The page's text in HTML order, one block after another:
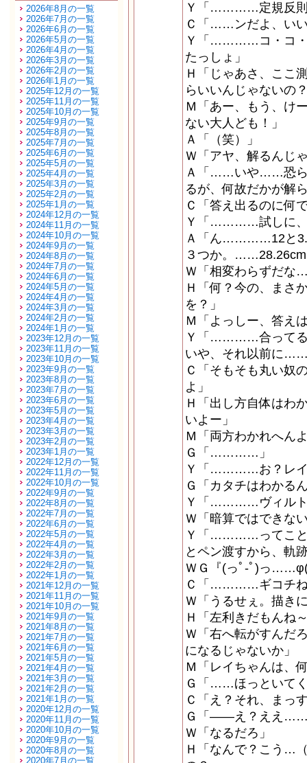
2026年8月の一覧
2026年7月の一覧
2026年6月の一覧
2026年5月の一覧
2026年4月の一覧
2026年3月の一覧
2026年2月の一覧
2026年1月の一覧
2025年12月の一覧
2025年11月の一覧
2025年10月の一覧
2025年9月の一覧
2025年8月の一覧
2025年7月の一覧
2025年6月の一覧
2025年5月の一覧
2025年4月の一覧
2025年3月の一覧
2025年2月の一覧
2025年1月の一覧
2024年12月の一覧
2024年11月の一覧
2024年10月の一覧
2024年9月の一覧
2024年8月の一覧
2024年7月の一覧
2024年6月の一覧
2024年5月の一覧
2024年4月の一覧
2024年3月の一覧
2024年2月の一覧
2024年1月の一覧
2023年12月の一覧
2023年11月の一覧
2023年10月の一覧
2023年9月の一覧
2023年8月の一覧
2023年7月の一覧
2023年6月の一覧
2023年5月の一覧
2023年4月の一覧
2023年3月の一覧
2023年2月の一覧
2023年1月の一覧
2022年12月の一覧
2022年11月の一覧
2022年10月の一覧
2022年9月の一覧
2022年8月の一覧
2022年7月の一覧
2022年6月の一覧
2022年5月の一覧
2022年4月の一覧
2022年3月の一覧
2022年2月の一覧
2022年1月の一覧
2021年12月の一覧
2021年11月の一覧
2021年10月の一覧
2021年9月の一覧
2021年8月の一覧
2021年7月の一覧
2021年6月の一覧
2021年5月の一覧
2021年4月の一覧
2021年3月の一覧
2021年2月の一覧
2021年1月の一覧
2020年12月の一覧
2020年11月の一覧
2020年10月の一覧
2020年9月の一覧
2020年8月の一覧
2020年7月の一覧
Ｙ「…………定規反
Ｃ「……ンだよ、い
Ｙ「…………コ・コ・
たっしょ」
Ｈ「じゃあさ、ここ
らいいんじゃないの
Ｍ「あー、もう、け
ない大人ども！」
Ａ「（笑）」
Ｗ「アヤ、解るんじ
Ａ「……いや……恐ら
るが、何故だかが解
Ｃ「答え出るのに何
Ｙ「…………試しに、
Ａ「ん…………12と
３つか。
Ｗ「相変わらずだ
Ｈ「何？今の、ま
を？」
Ｍ「よっしー、答え
Ｙ「…………合ってる
いや、それ以前に
Ｃ「そもそも丸い奴
よ」
Ｈ「出し方自体はわ
いよー」
Ｍ「両方わかれへん
Ｇ「…………」
Ｙ「…………お？レイ
Ｇ「カタチはわか
Ｙ「…………ヴィルト
Ｗ「暗算ではできな
Ｙ「…………ってこと
とペン渡すから、軌
ＷＧ『(っﾟ-ﾟ)っ
Ｃ「…………ギコチね
Ｗ「うるせぇ。描き
Ｈ「左利きだもんね
Ｗ「右へ転がすんだ
になるじゃないか」
Ｍ「レイちゃんは、
Ｇ「……ほっといて
Ｃ「え？それ、まっ
Ｇ「――え？ええ
Ｗ「なるだろ」
Ｈ「なんで？こう…